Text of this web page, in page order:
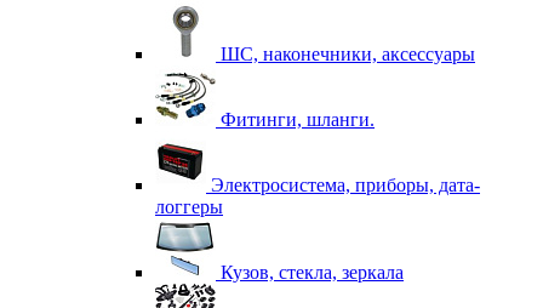
ШС, наконечники, аксессуары
Фитинги, шланги.
Электросистема, приборы, дата-
логгеры
Кузов, стекла, зеркала